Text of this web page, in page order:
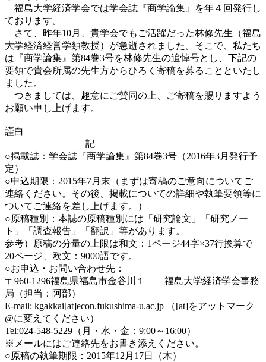
福島大学経済学会では学会誌『商学論集』を年４回発行し
ております。
さて、昨年10月、貴学会でもご活躍だった林修先生（福島
大学経済経営学類教授）が急逝されました。そこで、私たち
は『商学論集』第84巻3号を林修先生の追悼号とし、下記の
要領で貴会所属の先生方からひろく寄稿を募ることといたし
ました。
つきましては、趣意にご賛同の上、ご寄稿を賜りますよう
お願い申し上げます。
謹白
記
○掲載誌：学会誌『商学論集』第84巻3号（2016年3月発行予
定）
○申込期限：2015年7月末（まずは寄稿のご意向についてご
連絡ください。その後、掲載についての詳細や執筆要領等に
ついてご連絡を差し上げます。）
○原稿種別：本誌の原稿種別には「研究論文」「研究ノー
ト」「調査報告」「翻訳」等があります。
参考）原稿の分量の上限は和文：1ページ44字×37行換算で
20ページ、欧文：9000語です。
○お申込・お問い合わせ先：
〒960-1296福島県福島市金谷川１ 福島大学経済学会事務
局（担当：阿部）
E-mail: kgakkai[at]econ.fukushima-u.ac.jp （[at]をアットマーク
@に変えてください）
Tel:024-548-5229（月・水・金：9:00～16:00）
※メールにはご連絡先をお書き添えください。
○原稿の執筆期限：2015年12月17日（木）